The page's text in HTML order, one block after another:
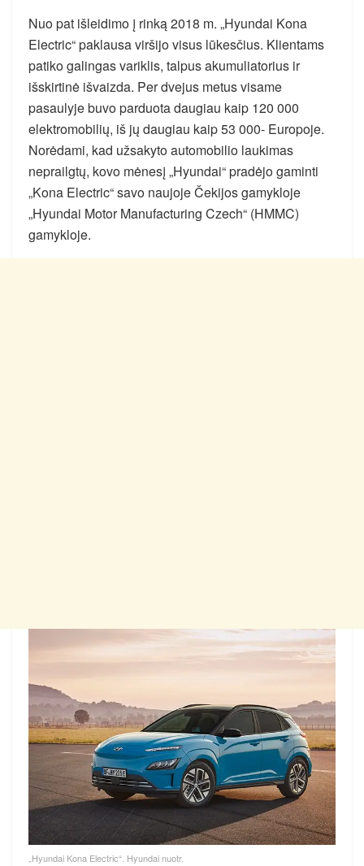
Nuo pat išleidimo į rinką 2018 m. „Hyundai Kona
Electric“ paklausa viršijo visus lūkesčius. Klientams
patiko galingas variklis, talpus akumuliatorius ir
išskirtinė išvaizda. Per dvejus metus visame
pasaulyje buvo parduota daugiau kaip 120 000
elektromobilių, iš jų daugiau kaip 53 000- Europoje.
Norėdami, kad užsakyto automobilio laukimas
neprailgtų, kovo mėnesį „Hyundai“ pradėjo gaminti
„Kona Electric“ savo naujoje Čekijos gamykloje
„Hyundai Motor Manufacturing Czech“ (HMMC)
gamykloje.
„Hyundai Kona Electric“. Hyundai nuotr.